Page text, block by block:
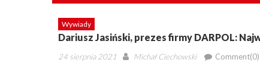
Wywiady
Dariusz Jasiński, prezes firmy DARPOL:
Posted
24 sierpnia 2021 Author
Michał Ciechowski Comment(0)